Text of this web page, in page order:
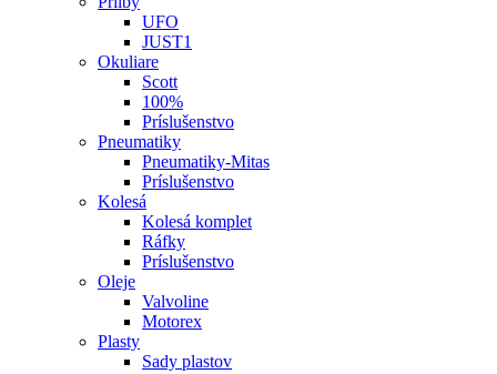
UFO
JUST1
Okuliare
Scott
100%
Príslušenstvo
Pneumatiky
Pneumatiky-Mitas
Príslušenstvo
Kolesá
Kolesá komplet
Ráfky
Príslušenstvo
Oleje
Valvoline
Motorex
Plasty
Sady plastov